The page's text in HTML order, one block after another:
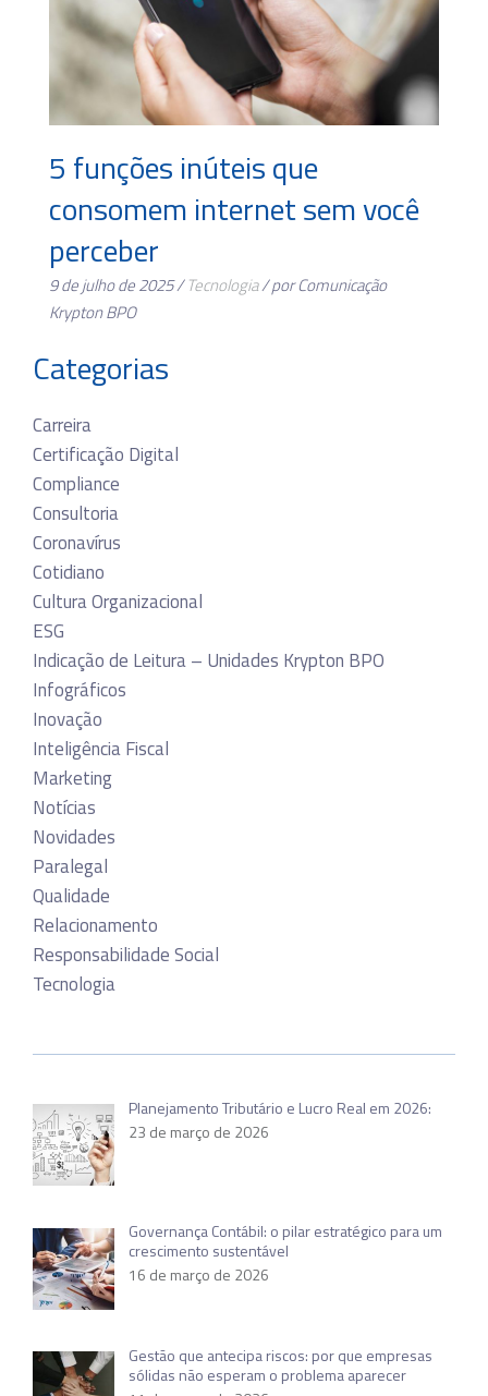
5 funções inúteis que
consomem internet sem você
perceber
9 de julho de 2025 /Tecnologia/ por Comunicação
Krypton BPO
Categorias
Carreira
Certificação Digital
Compliance
Consultoria
Coronavírus
Cotidiano
Cultura Organizacional
ESG
Indicação de Leitura – Unidades Krypton BPO
Infográficos
Inovação
Inteligência Fiscal
Marketing
Notícias
Novidades
Paralegal
Qualidade
Relacionamento
Responsabilidade Social
Tecnologia
Planejamento Tributário e Lucro Real em 2026:
23 de março de 2026
Governança Contábil: o pilar estratégico para um
crescimento sustentável
16 de março de 2026
Gestão que antecipa riscos: por que empresas
sólidas não esperam o problema aparecer